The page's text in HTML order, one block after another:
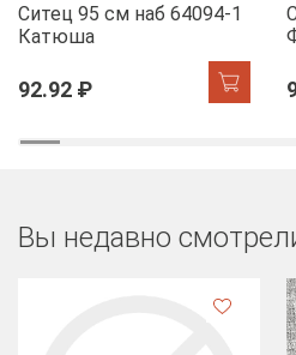
Ситец 95 см наб 64094-1
Катюша
92.92 ₽
Вы недавно